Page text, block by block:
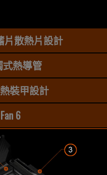
片散熱片設計
熱導管
裝甲設計
6